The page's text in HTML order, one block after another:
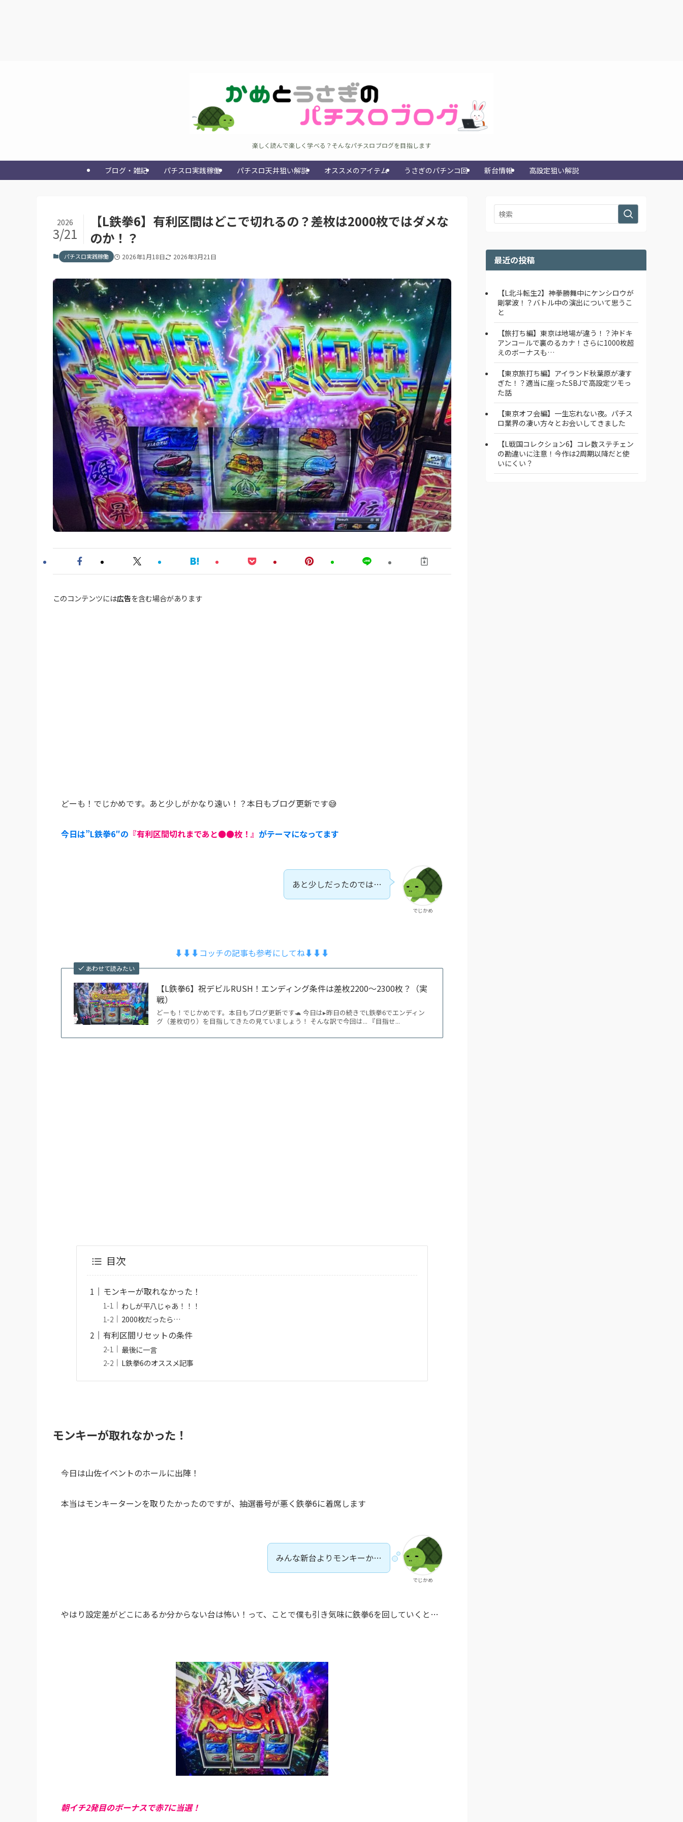
楽しく読んで楽しく学べる？そんなパチスロブログを目指します
ブログ・雑記 パチスロ実践稼働 パチスロ天井狙い解説 オススメのアイテム うさぎのパチンコ回 新台情報 高設定狙い解説
【L鉄拳6】有利区間はどこで切れるの？差枚は2000枚ではダメな
のか！？
2026
3/21
パチスロ実践稼働 2026年1月18日 2026年3月21日
このコンテンツには広告を含む場合があります
どーも！でじかめです。あと少しがかなり遠い！？本日もブログ更新です😅
今日は”L鉄拳6″の 『有利区間切れまであと●●枚！』 がテーマになってます
でじかめ
あと少しだったのでは…
⬇︎⬇︎⬇︎コッチの記事も参考にしてね⬇︎⬇︎⬇︎
あわせて読みたい
【L鉄拳6】祝デビルRUSH！エンディング条件は差枚2200〜2300枚？（実
戦）
どーも！でじかめです。本日もブログ更新です🐢 今日は▸昨日の続きでL鉄拳6でエンディン
グ（差枚切り）を目指してきたの見ていましょう！ そんな訳で今回は... 『目指せ...
目次
モンキーが取れなかった！
わしが平八じゃあ！！！
2000枚だったら…
有利区間リセットの条件
最後に一言
L鉄拳6のオススメ記事
モンキーが取れなかった！
今日は山佐イベントのホールに出陣！
本当はモンキーターンを取りたかったのですが、抽選番号が悪く鉄拳6に着席します
でじかめ
みんな新台よりモンキーか…
やはり設定差がどこにあるか分からない台は怖い！って、ことで僕も引き気味に鉄拳6を回していくと…
朝イチ2発目のボーナスで赤7に当選！
最近の投稿
【L北斗転生2】神拳勝舞中にケンシロウが
剛掌波！？バトル中の演出について思うこ
と
【旅打ち編】東京は地場が違う！？沖ドキ
アンコールで裏のるカナ！さらに1000枚超
えのボーナスも…
【東京旅打ち編】アイランド秋葉原が凄す
ぎた！？適当に座ったSBJで高設定ツモっ
た話
【東京オフ会編】一生忘れない夜。パチス
ロ業界の凄い方々とお会いしてきました
【L戦国コレクション6】コレ数ステチェン
の勘違いに注意！今作は2周期以降だと使
いにくい？